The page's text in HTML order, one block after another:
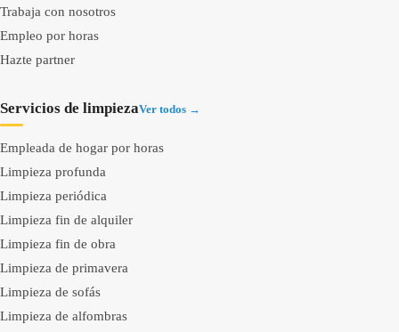
Trabaja con nosotros
Empleo por horas
Hazte partner
Servicios de limpiezaVer todos →
Empleada de hogar por horas
Limpieza profunda
Limpieza periódica
Limpieza fin de alquiler
Limpieza fin de obra
Limpieza de primavera
Limpieza de sofás
Limpieza de alfombras